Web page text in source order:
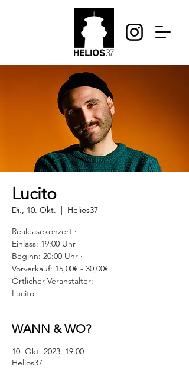
Lucito
Di., 10. Okt.
  |
Helios37
Realeasekonzert ·
Einlass: 19:00 Uhr ·
Beginn: 20:00 Uhr ·
Vorverkauf: 15,00€ - 30,00€ ·
Örtlicher Veranstalter:
Lucito
WANN & WO?
10. Okt. 2023, 19:00
Helios37